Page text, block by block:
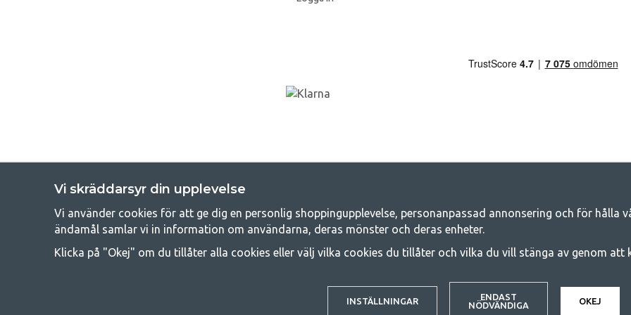
GetCamping.se - Din butik för camping och
råd med att campa så därför erbjuder vi riktigt bra priser på familjetält, husvagnstält och all annan utrustning för camping och
© 2020 GetCamping. All rights reserved.
Vi skräddarsyr din upplevelse
Vi använder cookies för att ge dig en personlig shoppingupplevelse, personanpassad annonsering och för hålla
ändamål samlar vi in information om användarna, deras mönster och deras enheter.
Klicka på "Okej" om du tillåter alla cookies eller välj vilka cookies du tillåter och vilka du vill stänga av genom att
INSTÄLLNINGAR
ENDAST
NÖDVÄNDIGA
OKEJ